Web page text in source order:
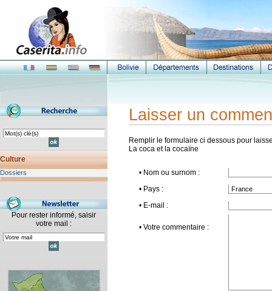
Culture
Dossiers
Pour rester informé, saisir
votre mail :
Laisser un
Remplir le formulaire ci dessous pour
La coca et la cocaïne
• Nom ou surnom :
• Pays :
• E-mail :
• Votre commentaire :